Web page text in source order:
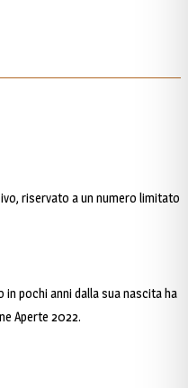
riservato a un numero limitato
pochi anni dalla sua nascita ha
Aperte 2022.